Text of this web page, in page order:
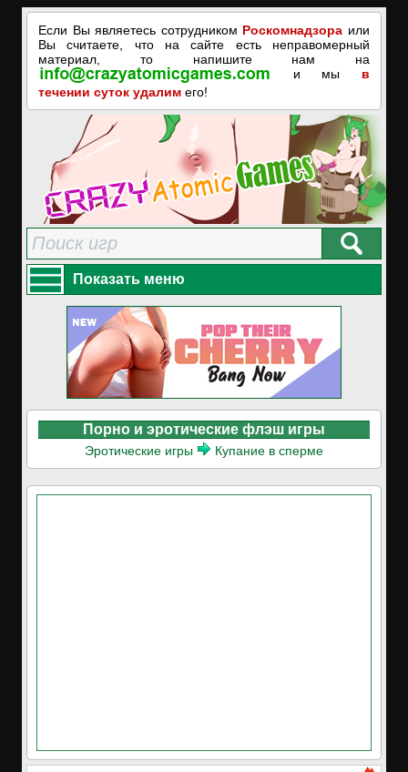
Если Вы являетесь сотрудником Роскомнадзора или
Вы считаете, что на сайте есть неправомерный
материал, то напишите нам на
и мы в
течении суток удалим его!
Показать меню
Порно и эротические флэш игры
Эротические игры Купание в сперме